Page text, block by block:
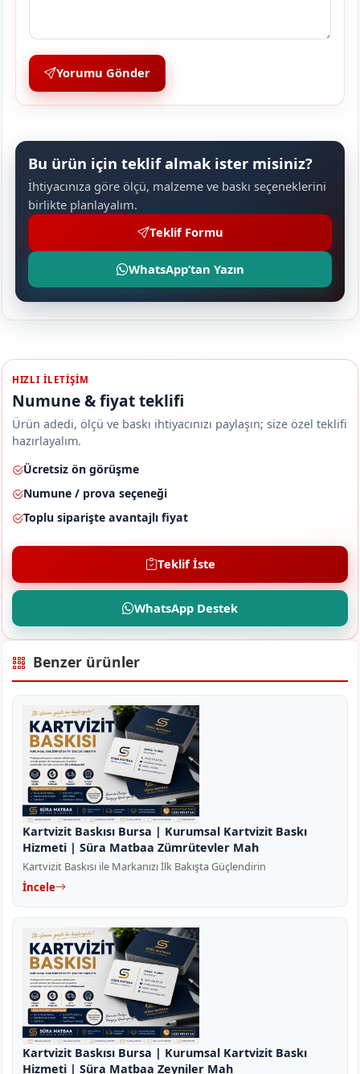
Yorumu Gönder
Bu ürün için teklif almak ister misiniz?
İhtiyacınıza göre ölçü, malzeme ve baskı seçeneklerini
birlikte planlayalım.
Teklif Formu
WhatsApp’tan Yazın
HIZLI ILETIŞIM
Numune & fiyat teklifi
Ürün adedi, ölçü ve baskı ihtiyacınızı paylaşın; size özel teklifi
hazırlayalım.
Ücretsiz ön görüşme
Numune / prova seçeneği
Toplu siparişte avantajlı fiyat
Teklif İste
WhatsApp Destek
Benzer ürünler
Kartvizit Baskısı Bursa | Kurumsal Kartvizit Baskı
Hizmeti | Süra Matbaa Zümrütevler Mah
Kartvizit Baskısı ile Markanızı İlk Bakışta Güçlendirin
İncele
Kartvizit Baskısı Bursa | Kurumsal Kartvizit Baskı
Hizmeti | Süra Matbaa Zeyniler Mah